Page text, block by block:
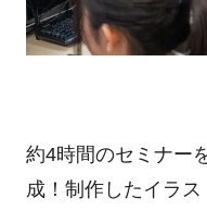
約4時間のセミナー
成！制作したイラ